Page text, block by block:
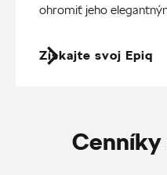
ohromiť jeho
Získajte svoj Epiq